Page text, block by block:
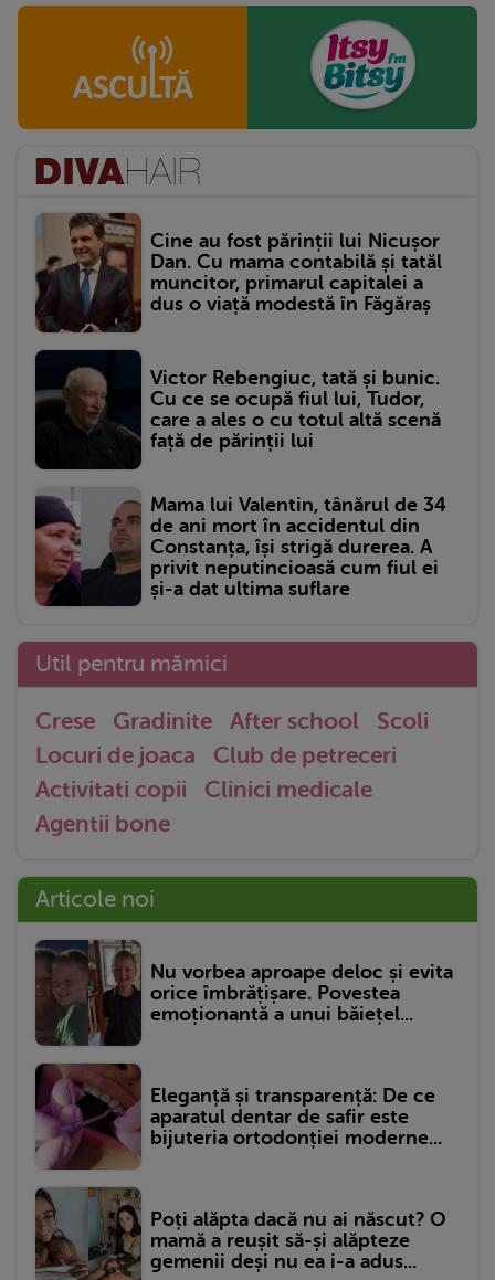
Cine au fost părinții lui Nicușor
Dan. Cu mama contabilă și tatăl
muncitor, primarul capitalei a
dus o viață modestă în Făgăraș
Victor Rebengiuc, tată și bunic.
Cu ce se ocupă fiul lui, Tudor,
care a ales o cu totul altă scenă
față de părinții lui
Mama lui Valentin, tânărul de 34
de ani mort în accidentul din
Constanța, își strigă durerea. A
privit neputincioasă cum fiul ei
și-a dat ultima suflare
Util pentru mămici
Crese Gradinite After school
Scoli
Locuri de joaca
Club de petreceri
Activitati copii
Clinici medicale
Agentii bone
Articole noi
Nu vorbea aproape deloc și evita
orice îmbrățișare. Povestea
emoționantă a unui băiețel...
Eleganță și transparență: De ce
aparatul dentar de safir este
bijuteria ortodonției moderne...
Poți alăpta dacă nu ai născut? O
mamă a reușit să-și alăpteze
gemenii deși nu ea i-a adus...